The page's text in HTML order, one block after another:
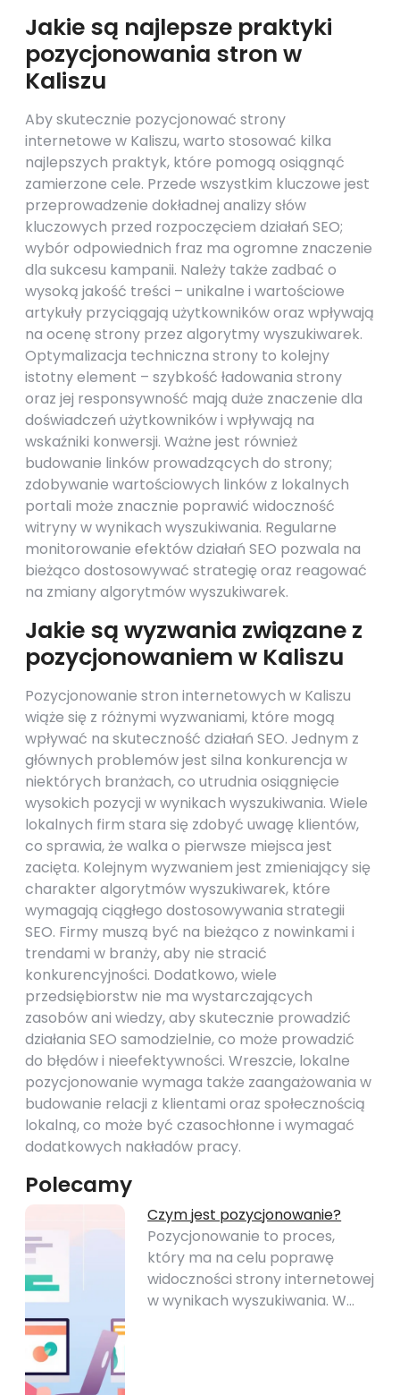
Jakie są najlepsze praktyki
pozycjonowania stron w
Kaliszu
Aby skutecznie pozycjonować strony
internetowe w Kaliszu, warto stosować kilka
najlepszych praktyk, które pomogą osiągnąć
zamierzone cele. Przede wszystkim kluczowe jest
przeprowadzenie dokładnej analizy słów
kluczowych przed rozpoczęciem działań SEO;
wybór odpowiednich fraz ma ogromne znaczenie
dla sukcesu kampanii. Należy także zadbać o
wysoką jakość treści – unikalne i wartościowe
artykuły przyciągają użytkowników oraz wpływają
na ocenę strony przez algorytmy wyszukiwarek.
Optymalizacja techniczna strony to kolejny
istotny element – szybkość ładowania strony
oraz jej responsywność mają duże znaczenie dla
doświadczeń użytkowników i wpływają na
wskaźniki konwersji. Ważne jest również
budowanie linków prowadzących do strony;
zdobywanie wartościowych linków z lokalnych
portali może znacznie poprawić widoczność
witryny w wynikach wyszukiwania. Regularne
monitorowanie efektów działań SEO pozwala na
bieżąco dostosowywać strategię oraz reagować
na zmiany algorytmów wyszukiwarek.
Jakie są wyzwania związane z
pozycjonowaniem w Kaliszu
Pozycjonowanie stron internetowych w Kaliszu
wiąże się z różnymi wyzwaniami, które mogą
wpływać na skuteczność działań SEO. Jednym z
głównych problemów jest silna konkurencja w
niektórych branżach, co utrudnia osiągnięcie
wysokich pozycji w wynikach wyszukiwania. Wiele
lokalnych firm stara się zdobyć uwagę klientów,
co sprawia, że walka o pierwsze miejsca jest
zacięta. Kolejnym wyzwaniem jest zmieniający się
charakter algorytmów wyszukiwarek, które
wymagają ciągłego dostosowywania strategii
SEO. Firmy muszą być na bieżąco z nowinkami i
trendami w branży, aby nie stracić
konkurencyjności. Dodatkowo, wiele
przedsiębiorstw nie ma wystarczających
zasobów ani wiedzy, aby skutecznie prowadzić
działania SEO samodzielnie, co może prowadzić
do błędów i nieefektywności. Wreszcie, lokalne
pozycjonowanie wymaga także zaangażowania w
budowanie relacji z klientami oraz społecznością
lokalną, co może być czasochłonne i wymagać
dodatkowych nakładów pracy.
Polecamy
Czym jest pozycjonowanie?
Pozycjonowanie to proces,
który ma na celu poprawę
widoczności strony internetowej
w wynikach wyszukiwania. W…